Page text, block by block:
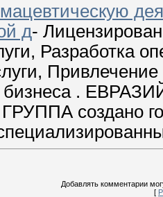
д-
Разработка
бизнеса .
создано
Добавлять комментарии
[